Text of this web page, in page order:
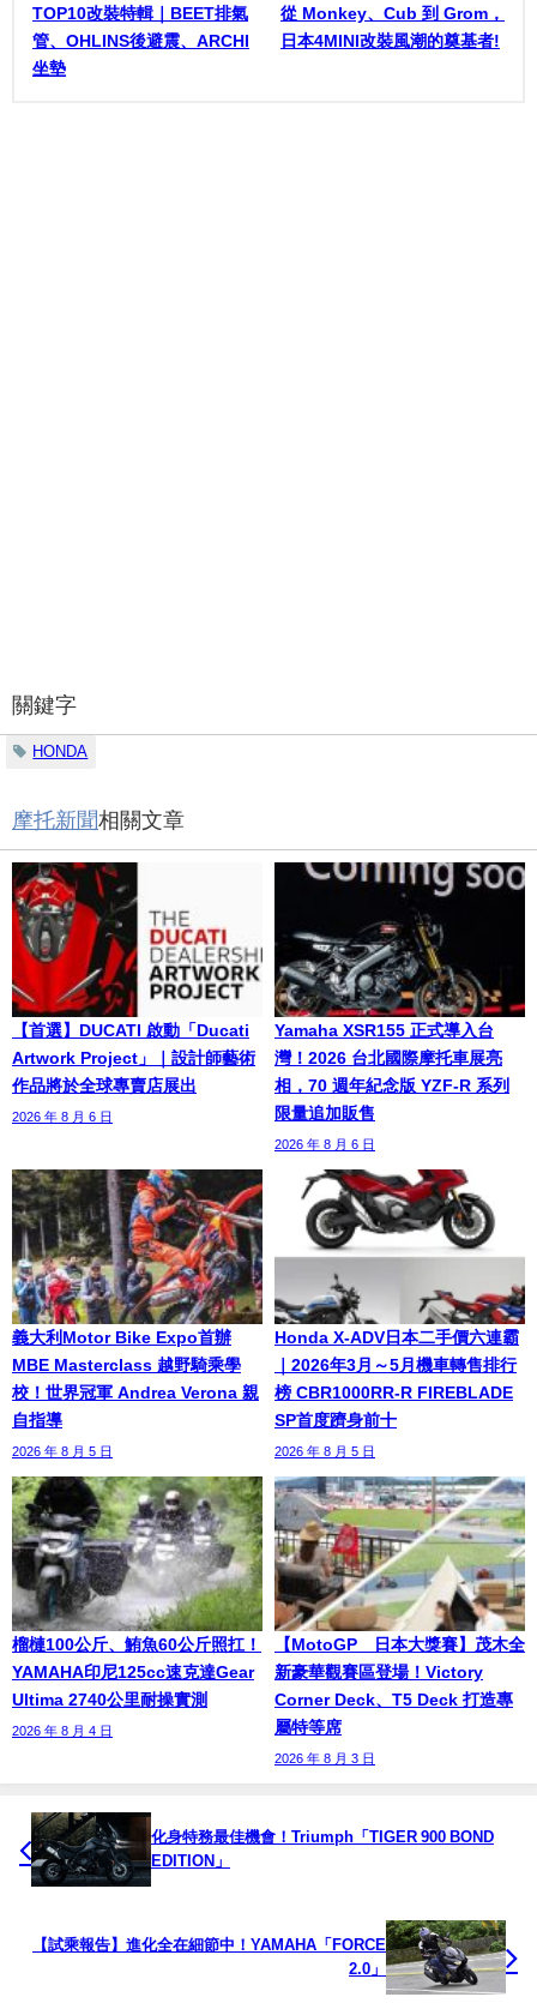
TOP10改裝特輯｜BEET排氣
管、OHLINS後避震、ARCHI
坐墊
從 Monkey、Cub 到 Grom，
日本4MINI改裝風潮的奠基者!
關鍵字
HONDA
摩托新聞相關文章
【首選】DUCATI 啟動「Ducati
Artwork Project」｜設計師藝術
作品將於全球專賣店展出
2026 年 8 月 6 日
Yamaha XSR155 正式導入台
灣！2026 台北國際摩托車展亮
相，70 週年紀念版 YZF-R 系列
限量追加販售
2026 年 8 月 6 日
義大利Motor Bike Expo首辦
MBE Masterclass 越野騎乘學
校！世界冠軍 Andrea Verona 親
自指導
2026 年 8 月 5 日
Honda X-ADV日本二手價六連霸
｜2026年3月～5月機車轉售排行
榜 CBR1000RR-R FIREBLADE
SP首度躋身前十
2026 年 8 月 5 日
榴槤100公斤、鮪魚60公斤照扛！
YAMAHA印尼125cc速克達Gear
Ultima 2740公里耐操實測
2026 年 8 月 4 日
【MotoGP™日本大獎賽】茂木全
新豪華觀賽區登場！Victory
Corner Deck、T5 Deck 打造專
屬特等席
2026 年 8 月 3 日
化身特務最佳機會！Triumph「TIGER 900 BOND
EDITION」
【試乘報告】進化全在細節中！YAMAHA「FORCE
2.0」